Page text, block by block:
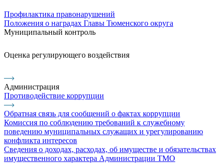
Профилактика правонарушений
Положения о наградах Главы Тюменского округа
Муниципальный контроль
Оценка регулирующего воздействия
Администрация
Противодействие коррупции
Обратная связь для сообщений о фактах коррупции
Комиссия по соблюдению требований к служебному
поведению муниципальных служащих и урегулированию
конфликта интересов
Сведения о доходах, расходах, об имуществе и обязательствах
имущественного характера Администрации ТМО